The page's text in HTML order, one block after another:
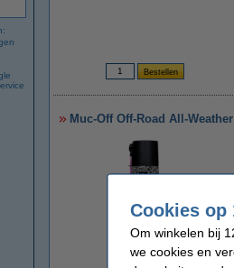
Muc-Off Off-Road All-
Cookies op
Om winkelen bij
we cookies en